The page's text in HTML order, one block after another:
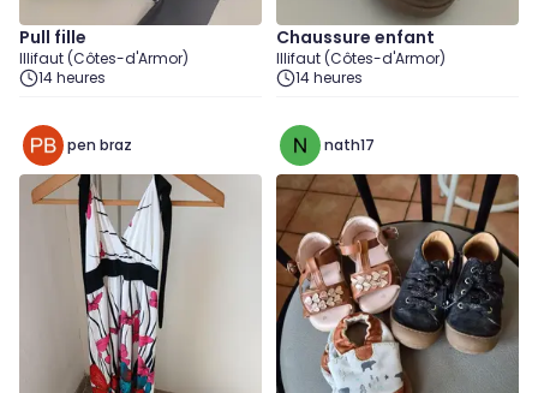
Pull fille
Illifaut (Côtes-d'Armor)
14 heures
Chaussure enfant
Illifaut (Côtes-d'Armor)
14 heures
pen braz nath17